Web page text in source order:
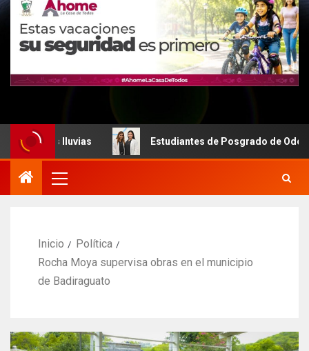
Estudiantes de Posgrado de Odontología de la
Inicio
Política
Rocha Moya supervisa obras en el municipio
de Badiraguato